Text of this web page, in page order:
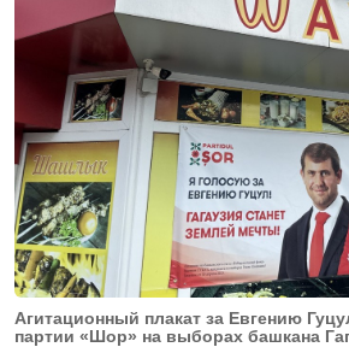
Агитационный плакат за Евгению
партии «Шор» на выборах башкана